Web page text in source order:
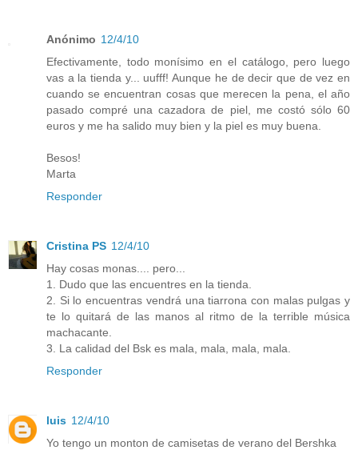
Anónimo 12/4/10
Efectivamente, todo monísimo en el catálogo, pero luego
vas a la tienda y... uufff! Aunque he de decir que de vez en
cuando se encuentran cosas que merecen la pena, el año
pasado compré una cazadora de piel, me costó sólo 60
euros y me ha salido muy bien y la piel es muy buena.
Besos!
Marta
Responder
Cristina PS 12/4/10
Hay cosas monas.... pero...
1. Dudo que las encuentres en la tienda.
2. Si lo encuentras vendrá una tiarrona con malas pulgas y
te lo quitará de las manos al ritmo de la terrible música
machacante.
3. La calidad del Bsk es mala, mala, mala, mala.
Responder
luis 12/4/10
Yo tengo un monton de camisetas de verano del Bershka